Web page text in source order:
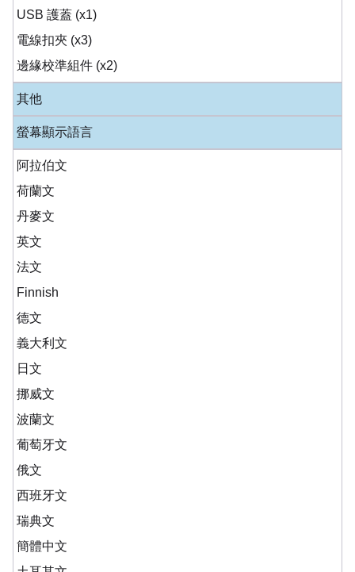
USB 護蓋 (x1)
電線扣夾 (x3)
邊緣校準組件 (x2)
其他
螢幕顯示語言
阿拉伯文
荷蘭文
丹麥文
英文
法文
Finnish
德文
義大利文
日文
挪威文
波蘭文
葡萄牙文
俄文
西班牙文
瑞典文
簡體中文